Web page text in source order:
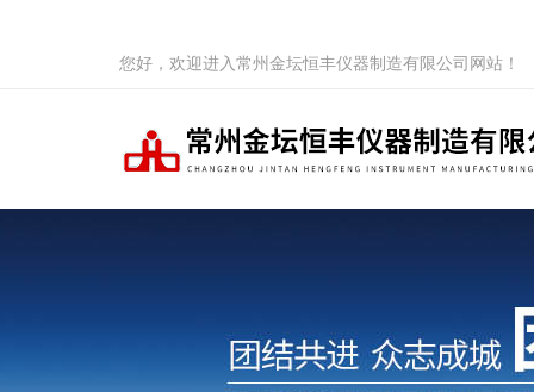
您好，欢迎进入常州金坛恒丰仪器制造有限公司网站！